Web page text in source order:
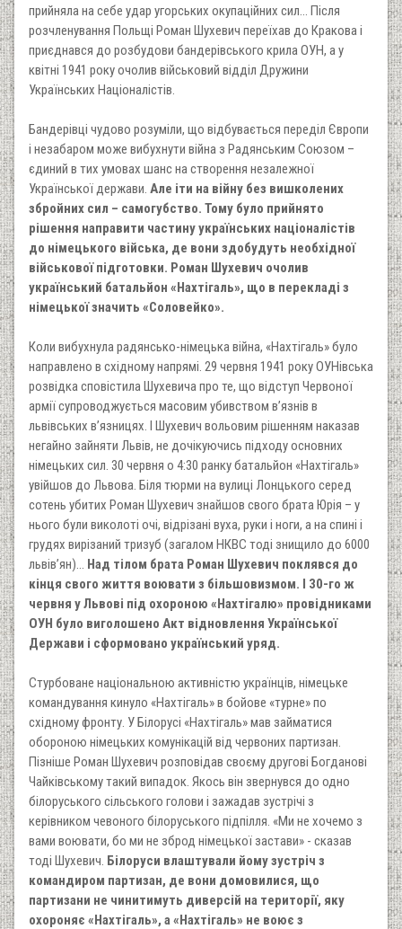
прийняла на себе удар угорських окупаційних сил... Після
розчленування Польщі Роман Шухевич переїхав до Кракова і
приєднався до розбудови бандерівського крила ОУН, а у
квітні 1941 року очолив військовий відділ Дружини
Українських Націоналістів.
Бандерівці чудово розуміли, що відбувається переділ Європи
і незабаром може вибухнути війна з Радянським Союзом –
єдиний в тих умовах шанс на створення незалежної
Української держави. Але іти на війну без вишколених
збройних сил – самогубство. Тому було прийнято
рішення направити частину українських націоналістів
до німецького війська, де вони здобудуть необхідної
військової підготовки. Роман Шухевич очолив
український батальйон «Нахтігаль», що в перекладі з
німецької значить «Соловейко».
Коли вибухнула радянсько-німецька війна, «Нахтігаль» було
направлено в східному напрямі. 29 червня 1941 року ОУНівська
розвідка сповістила Шухевича про те, що відступ Червоної
армії супроводжується масовим убивством в’язнів в
львівських в’язницях. І Шухевич вольовим рішенням наказав
негайно зайняти Львів, не дочікуючись підходу основних
німецьких сил. 30 червня о 4:30 ранку батальйон «Нахтігаль»
увійшов до Львова. Біля тюрми на вулиці Лонцького серед
сотень убитих Роман Шухевич знайшов свого брата Юрія – у
нього були виколоті очі, відрізані вуха, руки і ноги, а на спині і
грудях вирізаний тризуб (загалом НКВС тоді знищило до 6000
львів’ян)... Над тілом брата Роман Шухевич поклявся до
кінця свого життя воювати з більшовизмом. І 30-го ж
червня у Львові під охороною «Нахтігалю» провідниками
ОУН було виголошено Акт відновлення Української
Держави і сформовано український уряд.
Стурбоване національною активністю українців, німецьке
командування кинуло «Нахтігаль» в бойове «турне» по
східному фронту. У Білорусі «Нахтігаль» мав займатися
обороною німецьких комунікацій від червоних партизан.
Пізніше Роман Шухевич розповідав своєму другові Богданові
Чайківському такий випадок. Якось він звернувся до одно
білоруського сільського голови і зажадав зустрічі з
керівником чевоного білоруського підпілля. «Ми не хочемо з
вами воювати, бо ми не зброд німецької застави» - сказав
тоді Шухевич. Білоруси влаштували йому зустріч з
командиром партизан, де вони домовилися, що
партизани не чинитимуть диверсій на території, яку
охороняє «Нахтігаль», а «Нахтігаль» не воює з